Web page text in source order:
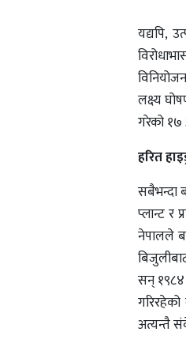
यद्यपि,
लक्ष्य
गरेको १७
हरित
सबैभन्दा
प्लान्ट र
नेपालले
सन् १९८४
अत्यन्तै